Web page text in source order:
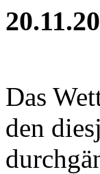
Das
den